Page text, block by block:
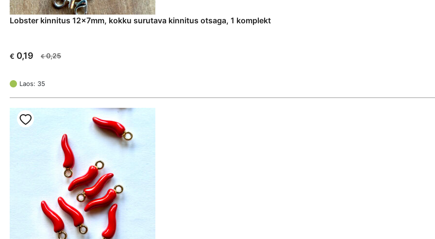
Lobster kinnitus 12x7mm, kokku surutava kinnitus otsaga, 1 komplekt
€0,25
Algne
oli:
€ 0,25.
€ 0,19
Current
is:
€ 0,19.
Laos: 35